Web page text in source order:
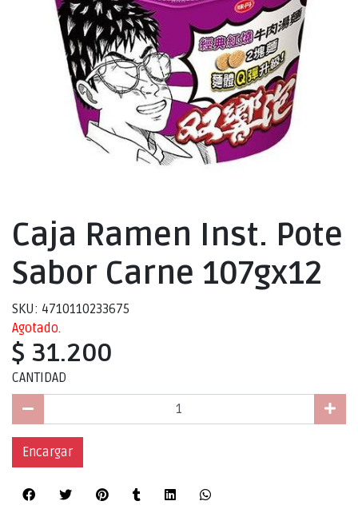
Caja Ramen Inst. Pote
Sabor Carne 107gx12
SKU: 4710110233675
Agotado.
$ 31.200
CANTIDAD
Encargar